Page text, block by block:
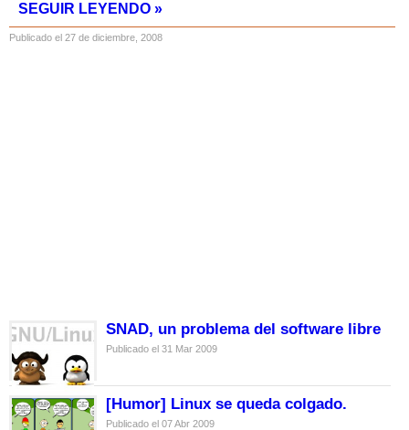
SEGUIR LEYENDO »
Publicado el 27 de diciembre, 2008
SNAD, un problema del software libre
Publicado el 31 Mar 2009
[Humor] Linux se queda colgado.
Publicado el 07 Abr 2009